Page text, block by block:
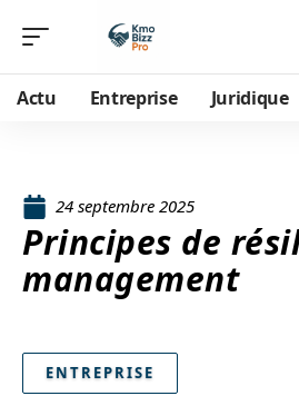
Actu Entreprise Juridique
24 septembre 2025
Principes de
management
ENTREPRISE